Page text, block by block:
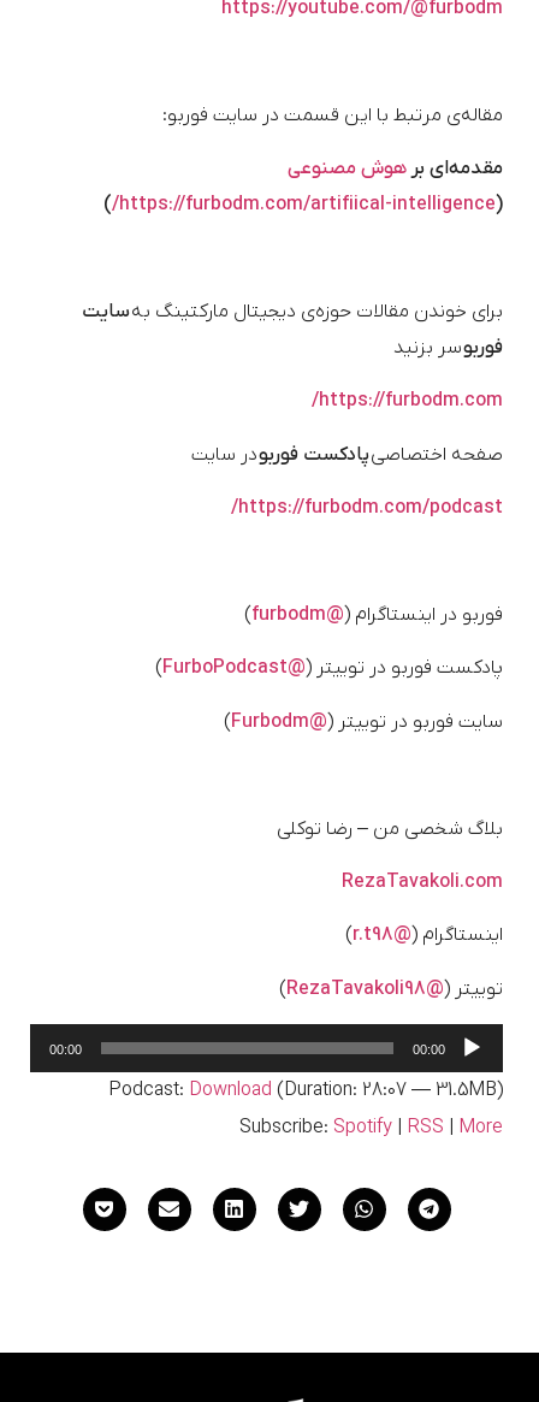
https://youtube.com/@furbodm
مقاله‌ی مرتبط با این قسمت در سایت فوربو:
مقدمه‌ای بر هوش مصنوعی
(
https://furbodm.com/artifiical-intelligence/
)
برای خوندن مقالات حوزه‌ی دیجیتال مارکتینگ بهسایت
فوربوسر بزنید
https://furbodm.com/
صفحه اختصاصیپادکست فوربودر سایت
https://furbodm.com/podcast/
فوربو در اینستاگرام (@furbodm
)
پادکست فوربو در توییتر (@FurboPodcast
)
سایت فوربو در توییتر (@Furbodm
)
بلاگ شخصی من – رضا توکلی
RezaTavakoli.com
اینستاگرام (@r.t98
)
توییتر (@RezaTavakoli98
)
پخش‌کننده
صوت
00:00
00:00
Podcast: Download (Duration: 28:07 — 31.5MB)
Subscribe: Spotify RSS More